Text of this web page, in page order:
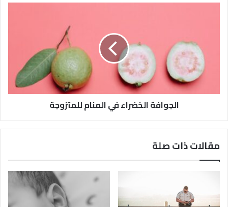
الجوافة الخضراء في المنام للمتزوجة
مقالات ذات صلة